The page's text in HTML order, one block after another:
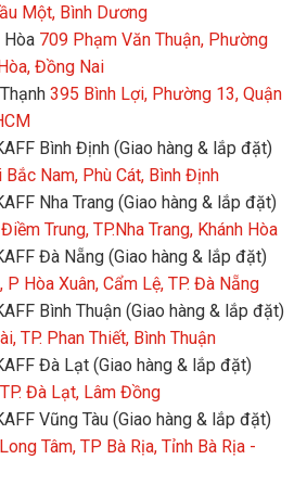
Một, Bình Dương
Hòa 709 Phạm Văn Thuận, Phường
Đồng Nai
395 Bình Lợi, Phường 13, Quận
Bình Định (Giao hàng & lắp đặt)
Nam, Phù Cát, Bình Định
Nha Trang (Giao hàng & lắp đặt)
Trung, TP.Nha Trang, Khánh Hòa
Đà Nẵng (Giao hàng & lắp đặt)
P Hòa Xuân, Cẩm Lệ, TP. Đà Nẵng
Bình Thuận (Giao hàng & lắp đặt)
TP. Phan Thiết, Bình Thuận
Đà Lạt (Giao hàng & lắp đặt)
Đà Lạt, Lâm Đồng
Vũng Tàu (Giao hàng & lắp đặt)
Tâm, TP Bà Rịa, Tỉnh Bà Rịa -